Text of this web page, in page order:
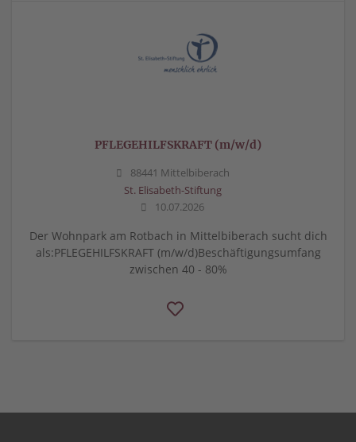
PFLEGEHILFSKRAFT (m/w/d)
88441 Mittelbiberach
St. Elisabeth-Stiftung
10.07.2026
Der Wohnpark am Rotbach in Mittelbiberach sucht dich
als:PFLEGEHILFSKRAFT (m/w/d)Beschäftigungsumfang
zwischen 40 - 80%